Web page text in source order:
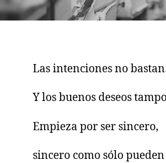
Las intenciones no
Y los buenos deseos
Empieza por ser sincero,
sincero como sólo